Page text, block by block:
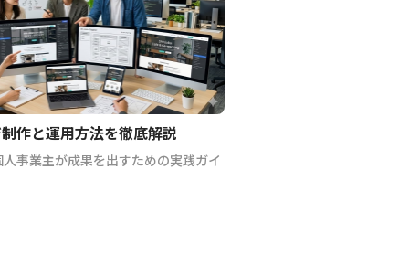
作と運用方法を徹底解説
事業主が成果を出すための実践ガイ